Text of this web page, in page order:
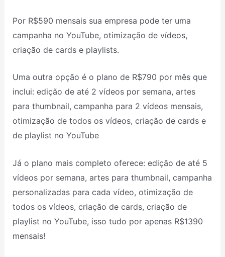
Por R$590 mensais sua empresa pode ter uma
campanha no YouTube, otimização de vídeos,
criação de cards e playlists.
Uma outra opção é o plano de R$790 por mês que
inclui: edição de até 2 vídeos por semana, artes
para thumbnail, campanha para 2 vídeos mensais,
otimização de todos os vídeos, criação de cards e
de playlist no YouTube
Já o plano mais completo oferece: edição de até 5
vídeos por semana, artes para thumbnail, campanha
personalizadas para cada vídeo, otimização de
todos os vídeos, criação de cards, criação de
playlist no YouTube, isso tudo por apenas R$1390
mensais!